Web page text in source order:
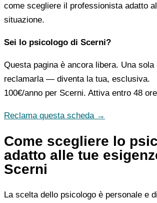
come scegliere il professionista adatto
situazione.
Sei lo psicologo di Scerni?
Questa pagina è ancora libera. Una sola
reclamarla — diventa la tua, esclusiva.
100€/anno per Scerni. Attiva entro 48
Reclama questa scheda →
Come scegliere lo
adatto alle tue
Scerni
La scelta dello psicologo è personale e